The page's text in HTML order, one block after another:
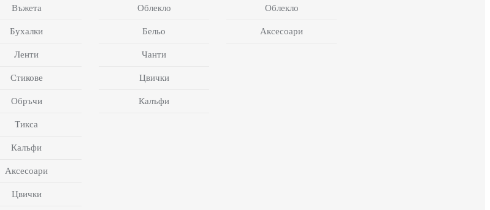
Въжета
Бухалки
Ленти
Стикове
Обръчи
Тикса
Калъфи
Аксесоари
Цвички
Облекло
Бельо
Чанти
Цвички
Калъфи
Облекло
Аксесоари